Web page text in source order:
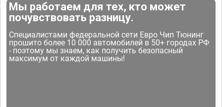
Мы работаем для тех, кто может
почувствовать разницу.
Специалистами федеральной сети Евро Чип Тюнинг
прошито более 10 000 автомобилей в 50+ городах РФ
- поэтому мы знаем, как получить безопасный
максимум от каждой машины!